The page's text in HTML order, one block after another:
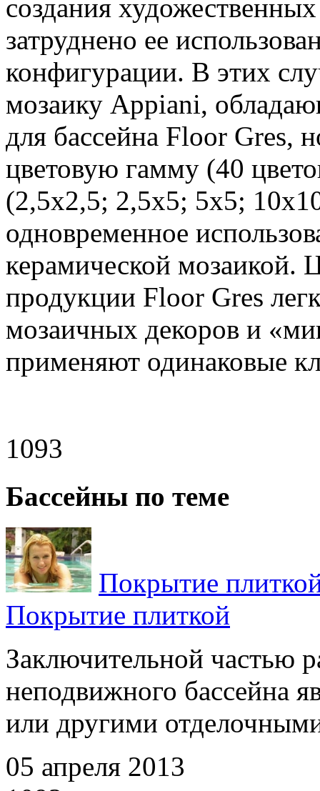
создания
затруднено ее
конфигурации. В этих
мозаику Appiani,
для бассейна Floor
цветовую гамму (40
(2,5х2,5; 2,5х5; 5х5;
одновременное
керамической мозаикой.
продукции Floor Gres
мозаичных декоров и
применяют одинаковые
1093
Бассейны по теме
Покрытие
Покрытие плиткой
Заключительной частью
неподвижного бассейна
или другими
05 апреля 2013